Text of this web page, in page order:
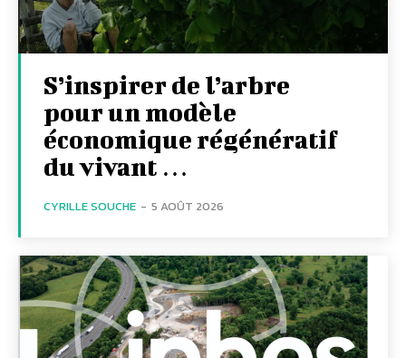
S’inspirer de l’arbre
pour un modèle
économique régénératif
du vivant …
CYRILLE SOUCHE - 5 AOÛT 2026